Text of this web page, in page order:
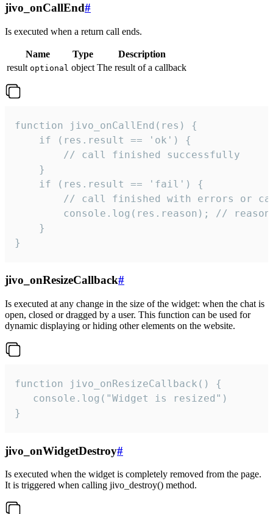
jivo_onCallEnd#
Is executed when a return call ends.
Name Type
Description
result optional object The result of a callback
function jivo_onCallEnd(res) {
    if (res.result == 'ok') {
        // call finished successfully
    }
    if (res.result == 'fail') {
// call finished with errors or
console.log(res.reason); //
    }
}
jivo_onResizeCallback#
Is executed at any change in the size of the widget: when the chat is
open, closed or dragged by a user. This function can be used for
dynamic displaying or hiding other elements on the website.
function jivo_onResizeCallback() {
   console.log("Widget is resized")
}
jivo_onWidgetDestroy#
Is executed when the widget is completely removed from the page.
It is triggered when calling jivo_destroy() method.